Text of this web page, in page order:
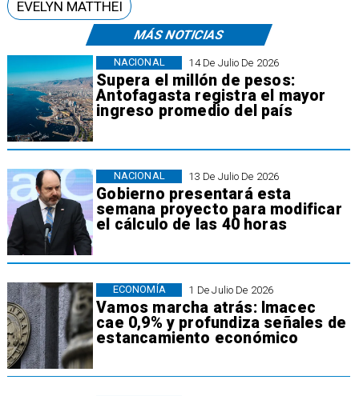
MÁS NOTICIAS
14 De Julio De 2026
Supera el millón de pesos:
Antofagasta registra el mayor
ingreso promedio del país
NACIONAL
13 De Julio De 2026
Gobierno presentará esta
semana proyecto para modificar
el cálculo de las 40 horas
NACIONAL
1 De Julio De 2026
Vamos marcha atrás: Imacec
cae 0,9% y profundiza señales de
estancamiento económico
ECONOMÍA
EVELYN MATTHEI